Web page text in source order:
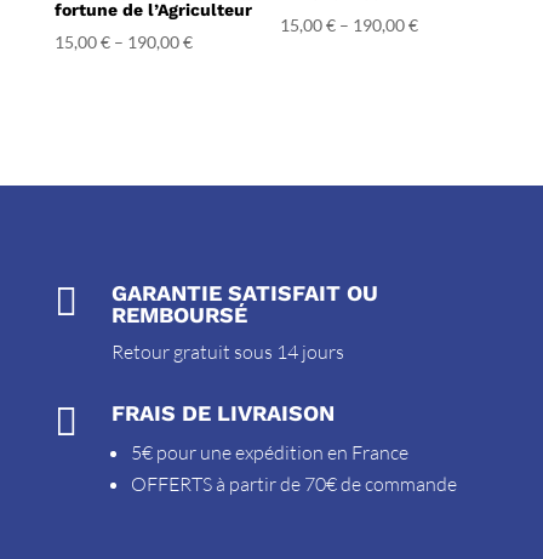
fortune de l’Agriculteur
15,00€– 190,00€
15,00€ – 190,00€

GARANTIE SATISFAIT OU
REMBOURSÉ
Retour gratuit sous 14 jours
 FRAIS DE LIVRAISON
5€ pour une expédition en France
OFFERTS à partir de 70€ de commande